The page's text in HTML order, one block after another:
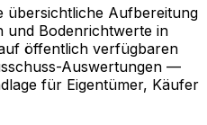
übersichtliche Aufbereitung
und Bodenrichtwerte in
öffentlich verfügbaren
Auswertungen —
für Eigentümer, Käufer